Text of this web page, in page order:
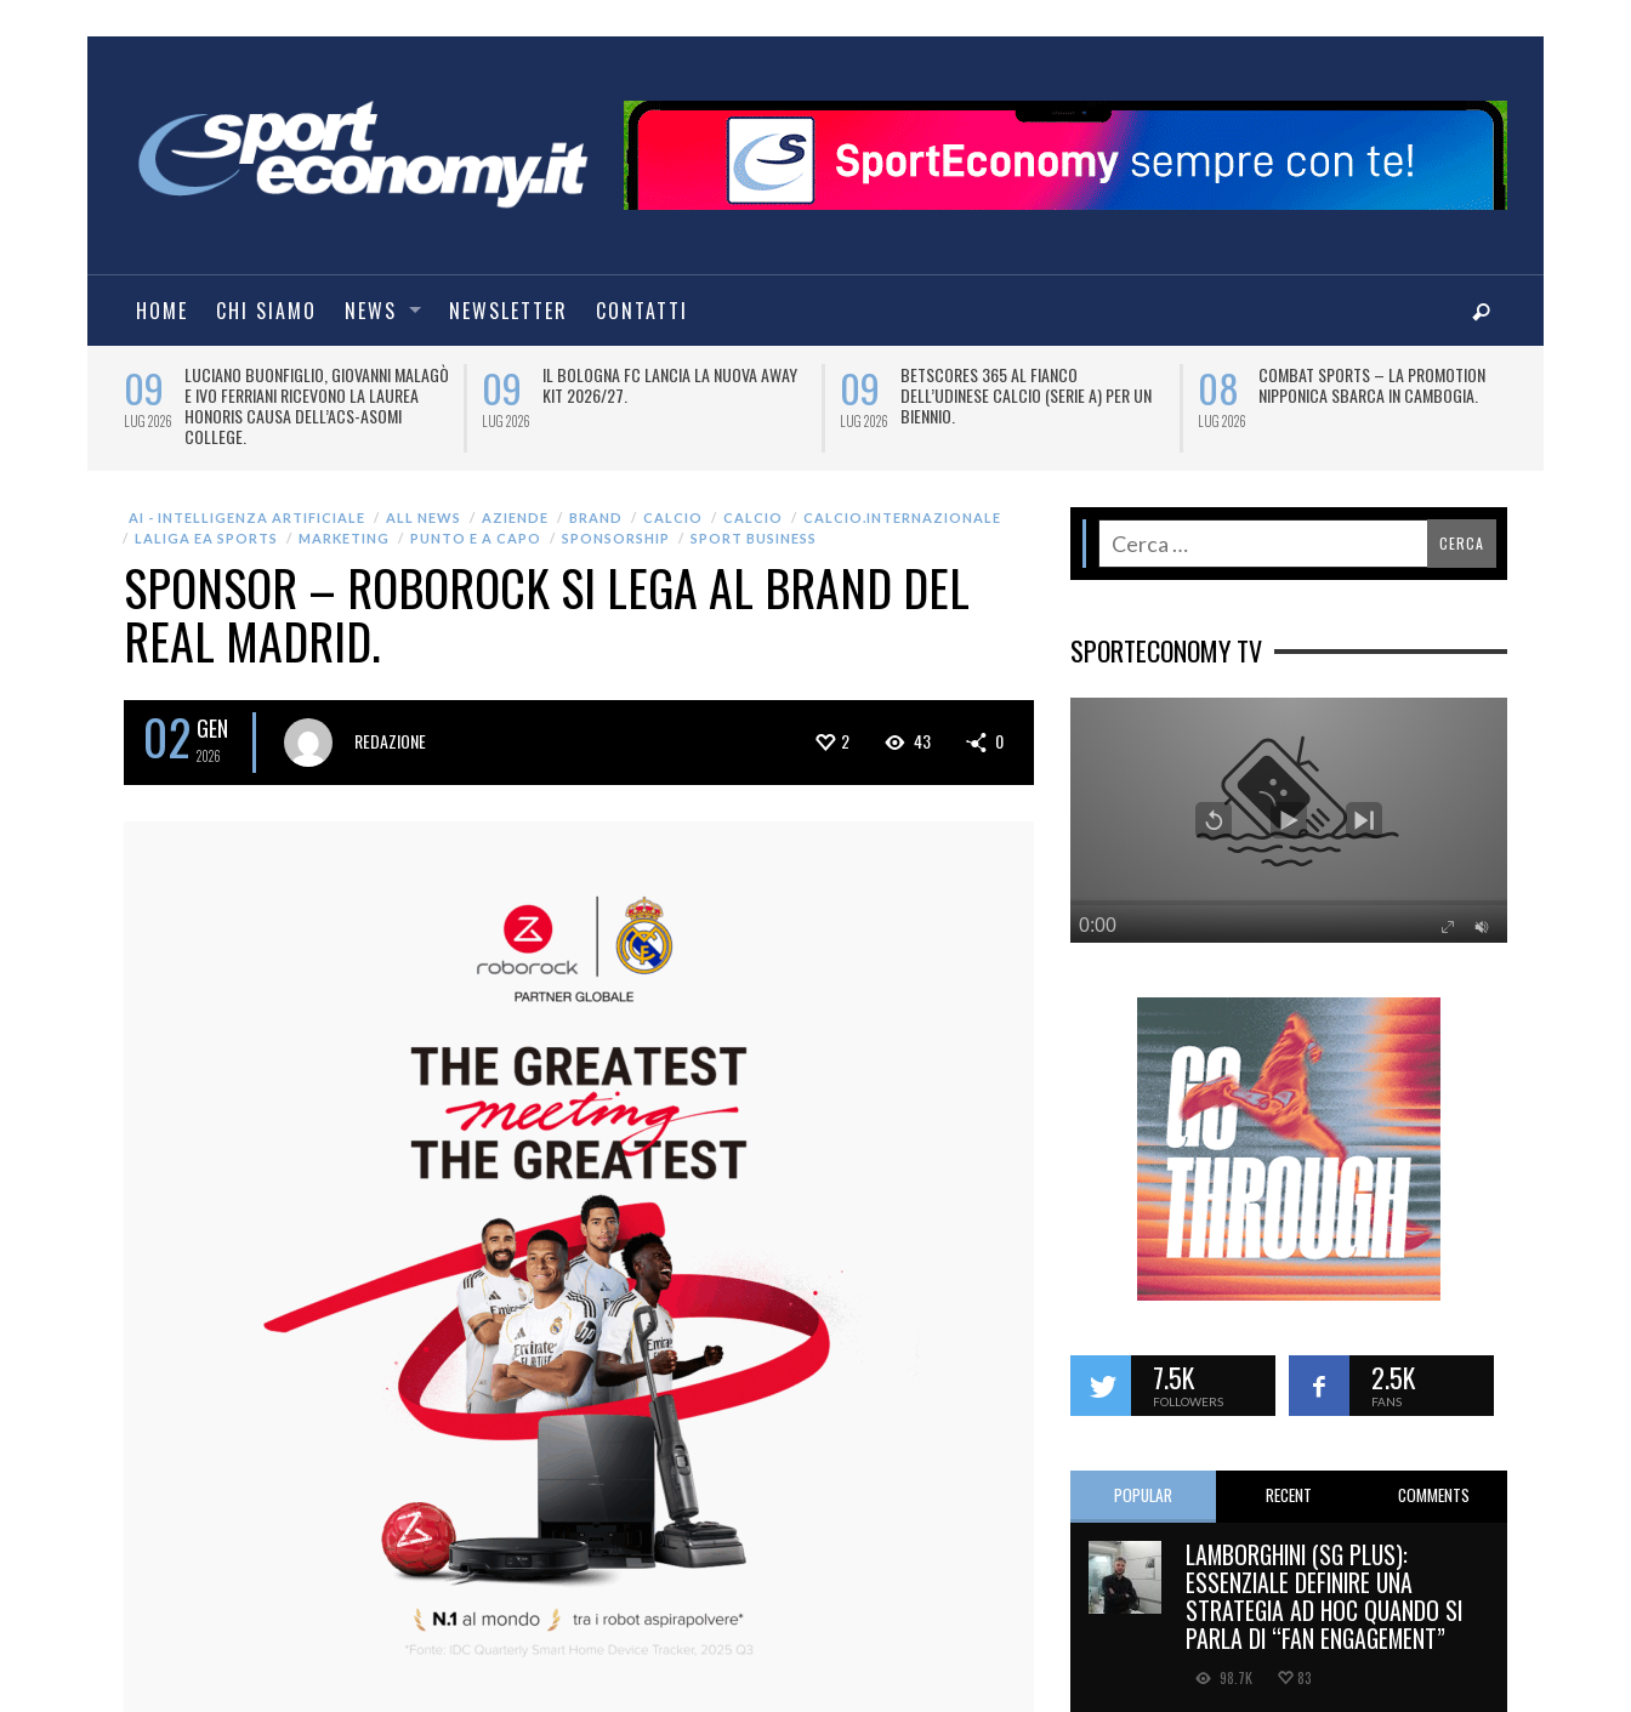
HOME CHI SIAMO NEWS NEWSLETTER CONTATTI
09
LUG 2026
LUCIANO BUONFIGLIO, GIOVANNI MALAGÒ
E IVO FERRIANI RICEVONO LA LAUREA
HONORIS CAUSA DELL’ACS-ASOMI
COLLEGE.
09
LUG 2026
IL BOLOGNA FC LANCIA LA NUOVA AWAY
KIT 2026/27.
09
LUG 2026
BETSCORES 365 AL FIANCO
DELL’UDINESE CALCIO (SERIE A) PER UN
BIENNIO.
08
LUG 2026
COMBAT SPORTS – LA PROMOTION
NIPPONICA SBARCA IN CAMBOGIA.
AI - INTELLIGENZA ARTIFICIALE ALL NEWS AZIENDE BRAND CALCIO CALCIO
CALCIO.INTERNAZIONALE
LALIGA EA SPORTS
MARKETING PUNTO E A CAPO SPONSORSHIP SPORT BUSINESS
SPONSOR – ROBOROCK SI LEGA AL BRAND DEL
REAL MADRID.
02 GEN
2026
REDAZIONE 2 43 0
SPORTECONOMY TV
7.5K
FOLLOWERS
2.5K
FANS
POPULAR RECENT COMMENTS
LAMBORGHINI (SG PLUS):
ESSENZIALE DEFINIRE UNA
STRATEGIA AD HOC QUANDO SI
PARLA DI “FAN ENGAGEMENT”
98.7K 83